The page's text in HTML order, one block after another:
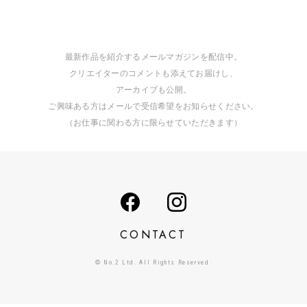
最新作品を紹介するメールマガジンを配信中。
クリエイターのコメントも添えてお届けし、
アーカイブも公開。
ご興味ある方はメールで受信希望をお知らせください。
（お仕事に関わる方に限らせていただきます）
CONTACT
© No.2 Ltd. All Rights Reserved.